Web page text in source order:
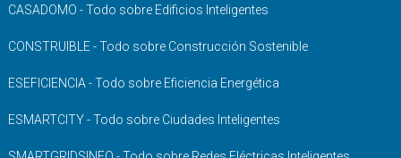
CASADOMO - Todo sobre Edificios Inteligentes
CONSTRUIBLE - Todo sobre Construcción Sostenible
ESEFICIENCIA - Todo sobre Eficiencia Energética
ESMARTCITY - Todo sobre Ciudades Inteligentes